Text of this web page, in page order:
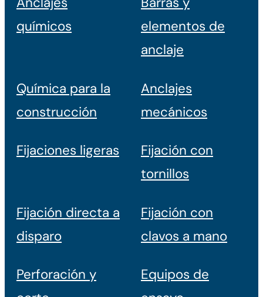
químicos
elementos de
anclaje
Química para la
construcción
Anclajes
mecánicos
Fijaciones ligeras
Fijación con
tornillos
Fijación directa a
disparo
Fijación con
clavos a mano
Perforación y
Equipos de